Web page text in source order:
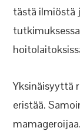
tästä ilmiöstä
Yksinäisyyttä
eristää.